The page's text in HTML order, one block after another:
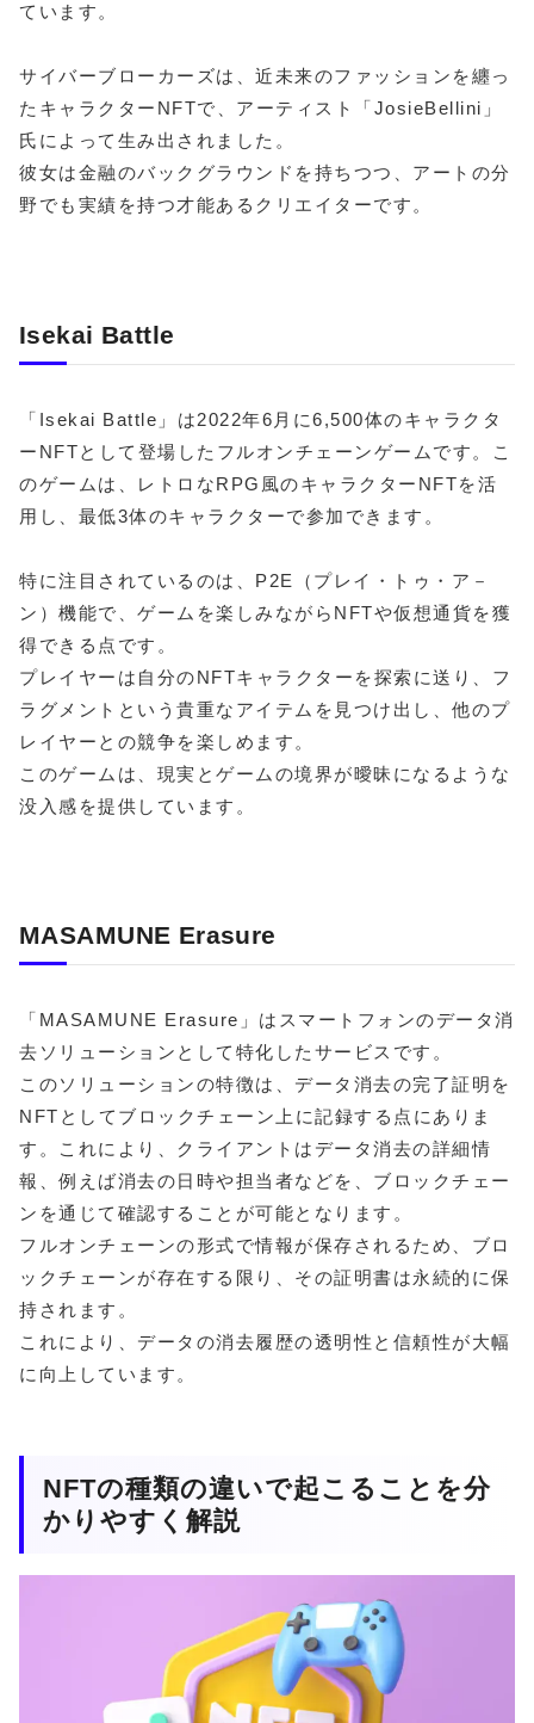
ています。
サイバーブローカーズは、近未来のファッションを纏っ
たキャラクターNFTで、アーティスト「JosieBellini」
氏によって生み出されました。
彼女は金融のバックグラウンドを持ちつつ、アートの分
野でも実績を持つ才能あるクリエイターです。
Isekai Battle
「Isekai Battle」は2022年6月に6,500体のキャラクタ
ーNFTとして登場したフルオンチェーンゲームです。こ
のゲームは、レトロなRPG風のキャラクターNFTを活
用し、最低3体のキャラクターで参加できます。
特に注目されているのは、P2E（プレイ・トゥ・ア－
ン）機能で、ゲームを楽しみながらNFTや仮想通貨を獲
得できる点です。
プレイヤーは自分のNFTキャラクターを探索に送り、フ
ラグメントという貴重なアイテムを見つけ出し、他のプ
レイヤーとの競争を楽しめます。
このゲームは、現実とゲームの境界が曖昧になるような
没入感を提供しています。
MASAMUNE Erasure
「MASAMUNE Erasure」はスマートフォンのデータ消
去ソリューションとして特化したサービスです。
このソリューションの特徴は、データ消去の完了証明を
NFTとしてブロックチェーン上に記録する点にありま
す。これにより、クライアントはデータ消去の詳細情
報、例えば消去の日時や担当者などを、ブロックチェー
ンを通じて確認することが可能となります。
フルオンチェーンの形式で情報が保存されるため、ブロ
ックチェーンが存在する限り、その証明書は永続的に保
持されます。
これにより、データの消去履歴の透明性と信頼性が大幅
に向上しています。
NFTの種類の違いで起こることを分
かりやすく解説